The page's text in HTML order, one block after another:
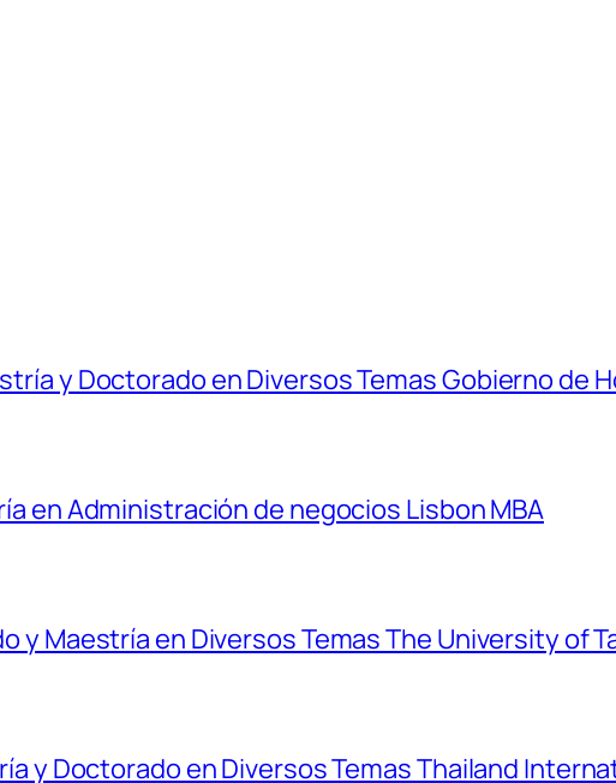
y Doctorado en Diversos Temas Gobierno de
en Administración de negocios Lisbon MBA
y Maestría en Diversos Temas The University of
y Doctorado en Diversos Temas Thailand